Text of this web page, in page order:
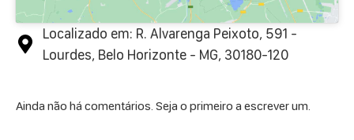
Localizado em: R. Alvarenga Peixoto, 591 -
Lourdes, Belo Horizonte - MG, 30180-120
Ainda não há comentários. Seja o primeiro a escrever um.